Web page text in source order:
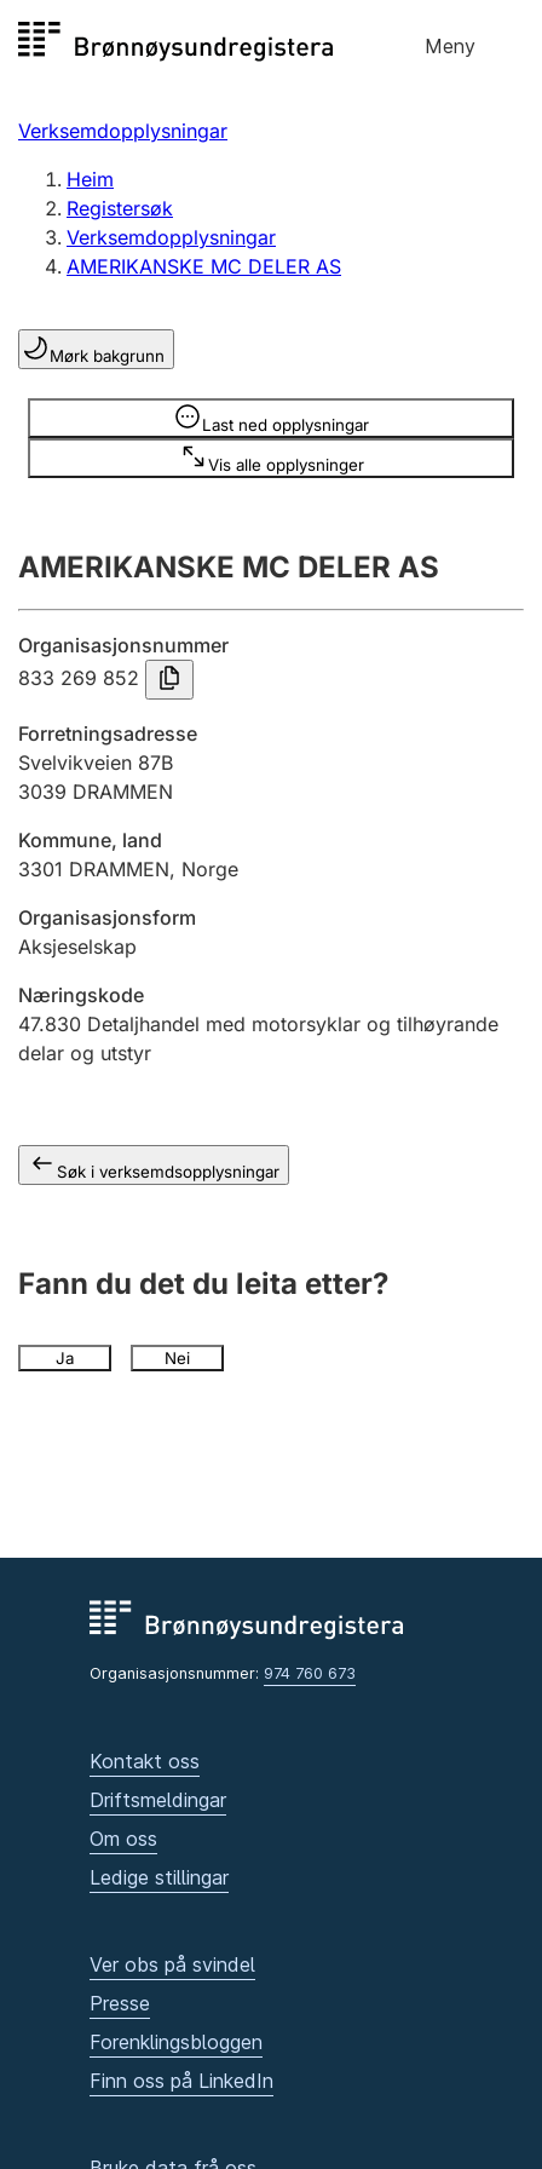
til
Meny
Registersøk
Aksjeselskap
Enkeltpersonføretak
Registrere, endre, slette
Lag og foreining
Registrere, endre, slette
Innsending og forseinkingsgebyr
Jeger
Ektepaktrettleiaren
Andre tema
Verksemdopplysningar
Heim
Registersøk
Verksemdopplysningar
AMERIKANSKE MC DELER AS
Mørk bakgrunn
Last ned opplysningar
Vis alle opplysninger
Opplysninger er skjult
AMERIKANSKE MC DELER AS
Organisasjonsnummer
833 269 852
Forretningsadresse
Svelvikveien 87B
3039 DRAMMEN
Kommune, land
3301 DRAMMEN, Norge
Organisasjonsform
Aksjeselskap
Næringskode
47.830 Detaljhandel med motorsyklar og tilhøyrande
delar og utstyr
Søk i verksemdsopplysningar
Fann du det du leita etter?
Ja Nei
Organisasjonsnummer: 974 760 673
Kontakt oss
Driftsmeldingar
Om oss
Ledige stillingar
Ver obs på svindel
Presse
Forenklingsbloggen
Finn oss på LinkedIn